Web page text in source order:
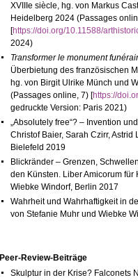
XVIIIe siècle, hg. von Markus
Heidelberg 2024 (Passages
[https://doi.org/10.11588/
2024)
Transformer le monument
Überbietung des französischen
hg. von Birgit Ulrike Münch und
(Passages online, 7) [https://
gedruckte Version: Paris 2021)
„Absolutely free“? – Invention
Christof Baier, Sarah Czirr,
Bielefeld 2019
Blickränder – Grenzen,
den Künsten. Liber Amicorum für
Wiebke Windorf, Berlin 2017
Wahrheit und Wahrhaftigkeit in
von Stefanie Muhr und Wiebke
Peer-Review-Beiträge
Skulptur in der Krise? Falconets